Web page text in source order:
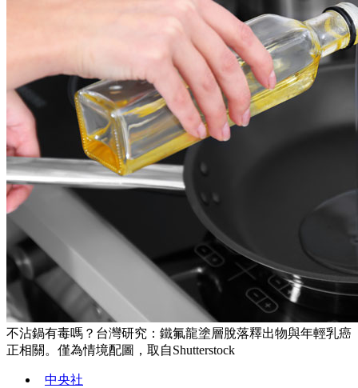
不沾鍋有毒嗎？台灣研究：鐵氟龍塗層脫落釋出物與年輕乳癌
正相關。僅為情境配圖，取自Shutterstock
中央社